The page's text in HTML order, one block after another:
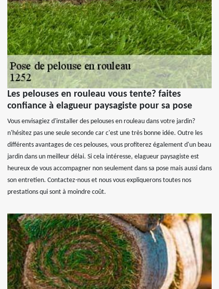
Les pelouses en rouleau vous tente? faites
confiance à elagueur paysagiste pour sa pose
Vous envisagiez d'installer des pelouses en rouleau dans votre jardin?
n'hésitez pas une seule seconde car c'est une très bonne idée. Outre les
différents avantages de ces pelouses, vous profiterez également d'un beau
jardin dans un meilleur délai. Si cela intéresse, elagueur paysagiste est
heureux de vous accompagner non seulement dans sa pose mais aussi dans
son entretien. Contactez-nous et nous vous expliquerons toutes nos
prestations qui sont à moindre coût.